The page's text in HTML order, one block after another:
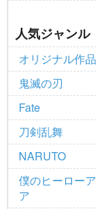
人気ジャンル
オリジナル作品
鬼滅の刃
Fate
刀剣乱舞
NARUTO
僕のヒーロー
ア